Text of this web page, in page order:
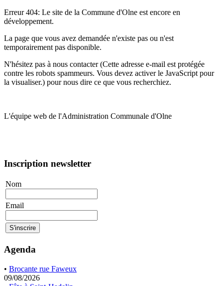
Erreur 404: Le site de la Commune d'Olne est encore en
développement.
La page que vous avez demandée n'existe pas ou n'est
temporairement pas disponible.
N'hésitez pas à nous contacter (Cette adresse e-mail est protégée
contre les robots spammeurs. Vous devez activer le JavaScript pour
la visualiser.) pour nous dire ce que vous recherchiez.
L'équipe web de l'Administration Communale d'Olne
Inscription newsletter
Nom
Email
Agenda
• Brocante rue Faweux
09/08/2026